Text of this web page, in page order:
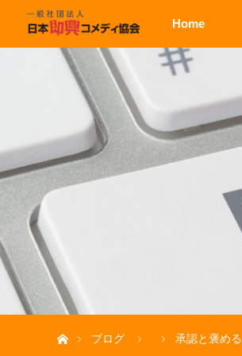
Home
ブログ
承認と褒める